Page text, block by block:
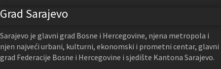
Grad Sarajevo
Sarajevo je glavni grad Bosne i Hercegovine, njena metropola i
njen najveći urbani, kulturni, ekonomski i prometni centar, glavni
grad Federacije Bosne i Hercegovine i sjedište Kantona Sarajevo.